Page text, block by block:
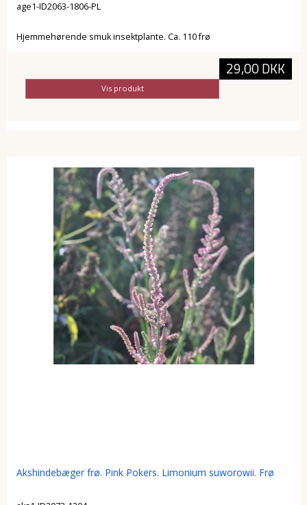
age1-ID2063-1806-PL
Hjemmehørende smuk insektplante. Ca. 110 frø
29,00 DKK
Vis produkt
Akshindebæger frø. Pink Pokers. Limonium suworowii. Frø